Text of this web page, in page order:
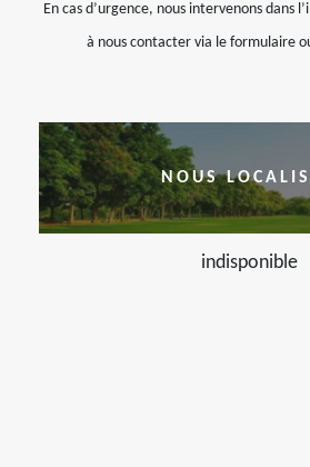
En cas d’urgence, nous intervenons dans
à nous contacter via le formulaire
NOUS
indisponible